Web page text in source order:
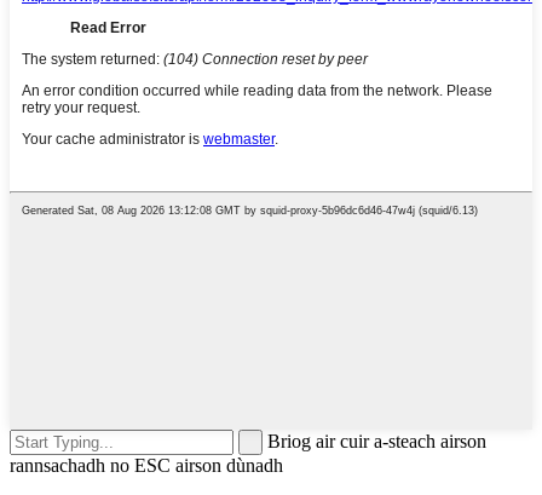
Briog air cuir a-steach airson
rannsachadh no ESC airson dùnadh